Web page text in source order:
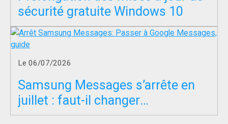
sécurité gratuite Windows 10
Le 06/07/2026
Samsung Messages s’arrête en
juillet : faut-il changer
d’application SMS ?